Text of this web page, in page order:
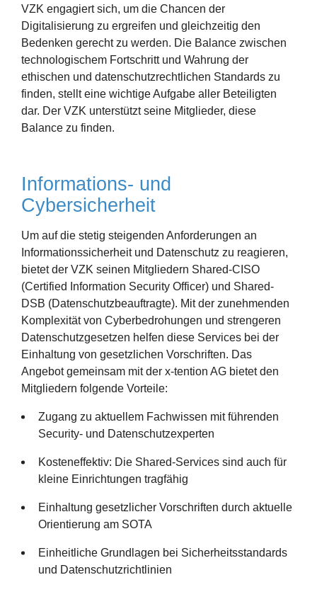
VZK engagiert sich, um die Chancen der
Digitalisierung zu ergreifen und gleichzeitig den
Bedenken gerecht zu werden. Die Balance zwischen
technologischem Fortschritt und Wahrung der
ethischen und datenschutzrechtlichen Standards zu
finden, stellt eine wichtige Aufgabe aller Beteiligten
dar. Der VZK unterstützt seine Mitglieder, diese
Balance zu finden.
Informations- und
Cybersicherheit
Um auf die stetig steigenden Anforderungen an
Informationssicherheit und Datenschutz zu reagieren,
bietet der VZK seinen Mitgliedern Shared-CISO
(Certified Information Security Officer) und Shared-
DSB (Datenschutzbeauftragte). Mit der zunehmenden
Komplexität von Cyberbedrohungen und strengeren
Datenschutzgesetzen helfen diese Services bei der
Einhaltung von gesetzlichen Vorschriften. Das
Angebot gemeinsam mit der x-tention AG bietet den
Mitgliedern folgende Vorteile:
Zugang zu aktuellem Fachwissen mit führenden
Security- und Datenschutzexperten
Kosteneffektiv: Die Shared-Services sind auch für
kleine Einrichtungen tragfähig
Einhaltung gesetzlicher Vorschriften durch aktuelle
Orientierung am SOTA
Einheitliche Grundlagen bei Sicherheitsstandards
und Datenschutzrichtlinien